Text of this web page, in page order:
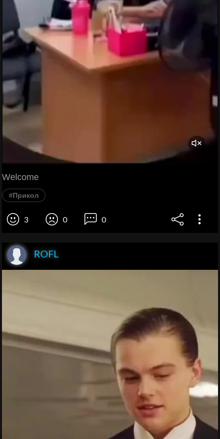
Welcome
#Прикол
3 0 0
ROFL